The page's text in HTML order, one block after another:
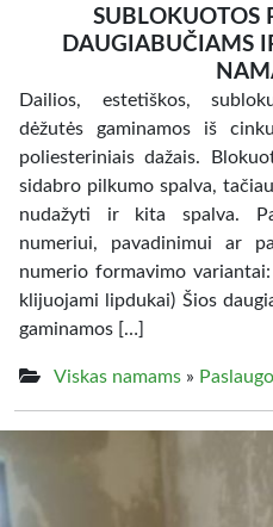
SUBLOKUOTOS
DAUGIABUČIAMS
Dailios, estetiškos,
dėžutės gaminamos iš
poliesteriniais dažais.
sidabro pilkumo spalva,
nudažyti ir kita spalva.
numeriui, pavadinimui ar
numerio formavimo
klijuojami lipdukai) Šios
gaminamos […]
Viskas namams »